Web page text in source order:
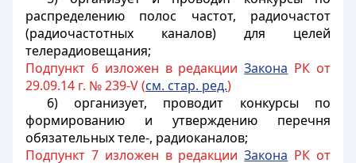
распределению полос частот, радиочастот
(радиочастотных каналов) для целей
телерадиовещания;
Подпункт 6 изложен в редакцииЗакона РК от
29.09.14 г. № 239-V (см. стар. ред.)
6) организует, проводит конкурсы по
формированию и утверждению перечня
обязательных теле-, радиоканалов;
Подпункт 7 изложен в редакцииЗакона РК от